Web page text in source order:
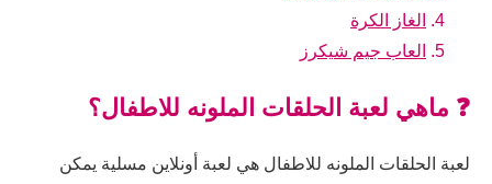
الغاز الكرة
العاب جيم شيكرز
❓ ماهي لعبة الحلقات الملونه للاطفال؟
لعبة الحلقات الملونه للاطفال هي لعبة أونلاين مسلية يمكن